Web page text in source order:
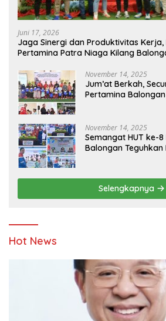
Juni 17, 2026
Jaga Sinergi dan Produktivitas Kerja,
Pertamina Patra Niaga Kilang
November 14, 2025
Jum’at Berkah,
Pertamina
November 14, 2025
Semangat HUT ke-8
Balongan
Pendidikan
Selengkapnya
Hot News